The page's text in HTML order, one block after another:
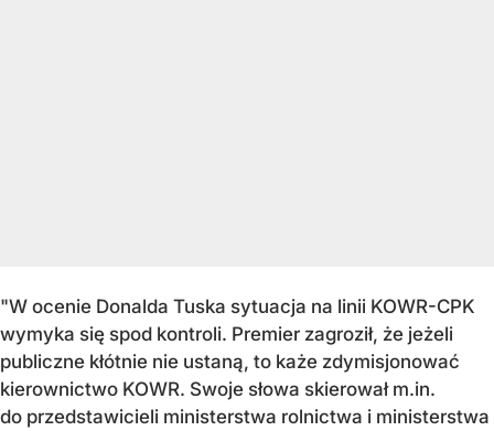
"W ocenie Donalda Tuska sytuacja na linii KOWR-CPK
wymyka się spod kontroli. Premier zagroził, że jeżeli
publiczne kłótnie nie ustaną, to każe zdymisjonować
kierownictwo KOWR. Swoje słowa skierował m.in.
do przedstawicieli ministerstwa rolnictwa i ministerstwa